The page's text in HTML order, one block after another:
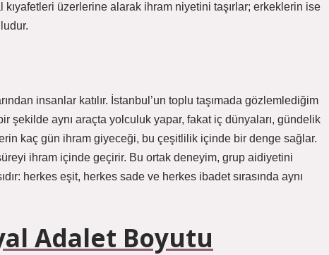
kıyafetleri üzerlerine alarak ihram niyetini taşırlar; erkeklerin ise
insanlar katılır. İstanbul’un toplu taşımada gözlemlediğim
şekilde aynı araçta yolculuk yapar, fakat iç dünyaları, gündelik
kaç gün ihram giyeceği, bu çeşitlilik içinde bir denge sağlar.
ihram içinde geçirir. Bu ortak deneyim, grup aidiyetini
herkes eşit, herkes sade ve herkes ibadet sırasında aynı
Adalet Boyutu